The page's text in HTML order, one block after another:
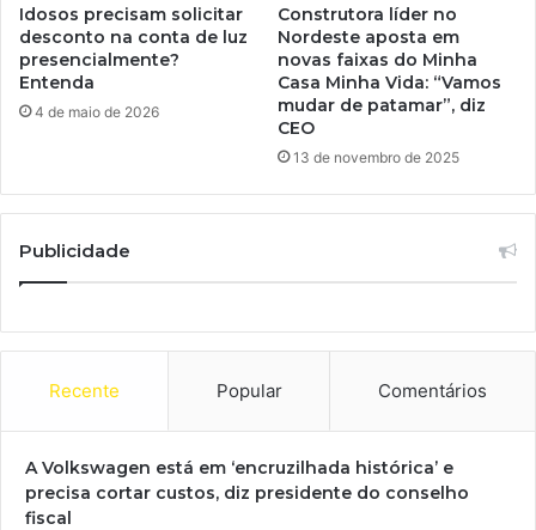
Idosos precisam solicitar
desconto na conta de luz
presencialmente?
Entenda
4 de maio de 2026
Construtora líder no
Nordeste aposta em
novas faixas do Minha
Casa Minha Vida: “Vamos
mudar de patamar”, diz
CEO
13 de novembro de 2025
Publicidade
Recente Popular Comentários
A Volkswagen está em ‘encruzilhada histórica’ e
precisa cortar custos, diz presidente do conselho
fiscal